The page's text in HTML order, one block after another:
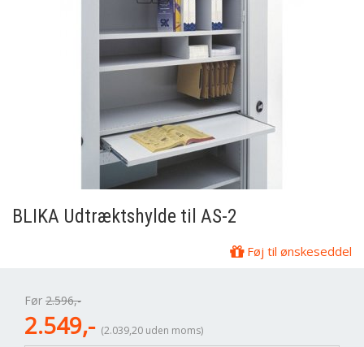
BLIKA Udtræktshylde til AS-2
Føj til ønskeseddel
Før 2.596,-
2.549,- (2.039,20 uden moms)